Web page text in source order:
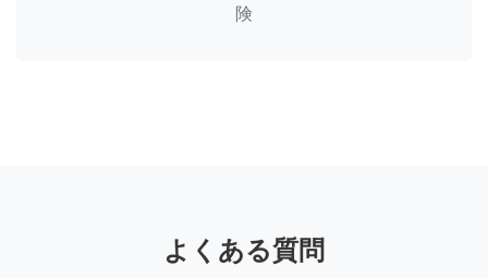
険
よくある質問